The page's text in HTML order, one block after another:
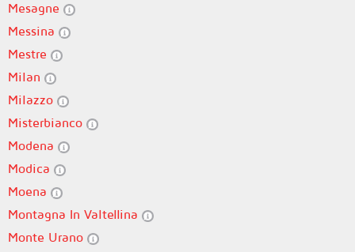
Mesagne
Messina
Mestre
Milan
Milazzo
Misterbianco
Modena
Modica
Moena
Montagna In Valtellina
Monte Urano